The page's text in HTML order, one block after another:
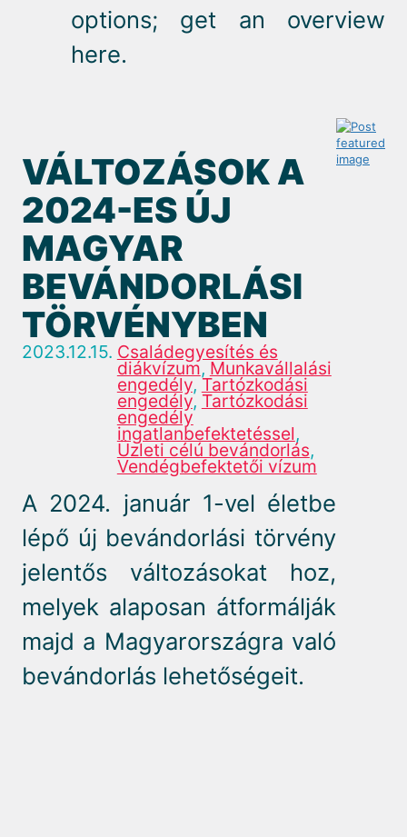
options; get an overview
here.
VÁLTOZÁSOK A
2024-ES ÚJ
MAGYAR
BEVÁNDORLÁSI
TÖRVÉNYBEN
2023.12.15. Családegyesítés és
diákvízum, Munkavállalási
engedély, Tartózkodási
engedély, Tartózkodási
engedély
ingatlanbefektetéssel,
Üzleti célú bevándorlás,
Vendégbefektetői vízum
A 2024. január 1-vel életbe
lépő új bevándorlási törvény
jelentős változásokat hoz,
melyek alaposan átformálják
majd a Magyarországra való
bevándorlás lehetőségeit.